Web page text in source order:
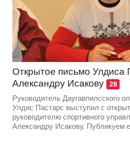
Открытое письмо Улдиса
Александру Исакову
28
Руководитель Даугавпилсского
Улдис Пастарс выступил с
руководителю спортивного
Александру Исакову. Публикуем